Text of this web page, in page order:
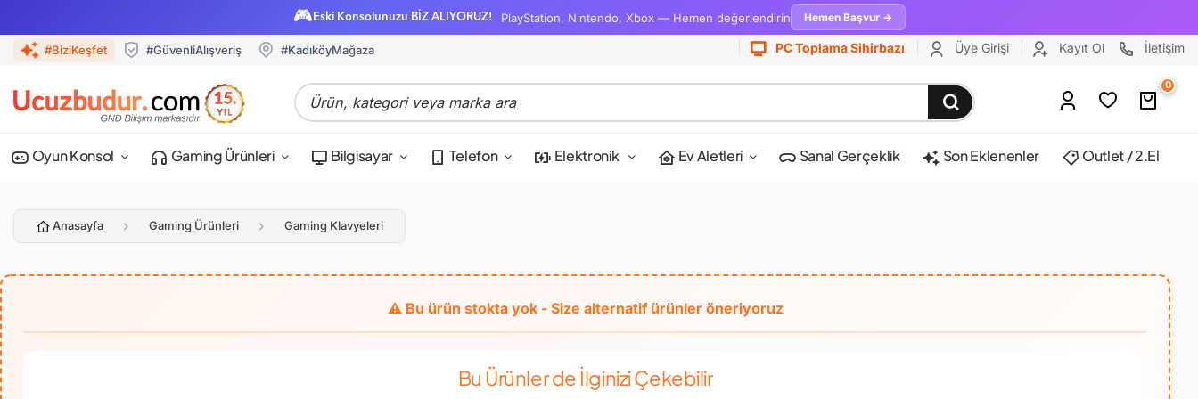
🎮 Eski Konsolunuzu BİZ ALIYORUZ! PlayStation, Nintendo, Xbox — Hemen değerlendirin Hemen Başvur →
#BiziKeşfet #GüvenliAlışveriş #KadıköyMağaza PC Toplama Sihirbazı Üye Girişi Kayıt Ol İletişim
0
Oyun Konsol Gaming Ürünleri Bilgisayar Telefon Elektronik Ev Aletleri Sanal Gerçeklik Son Eklenenler Outlet / 2.El
Anasayfa Gaming Ürünleri Gaming Klavyeleri
Bu Ürünler de İlginizi Çekebilir